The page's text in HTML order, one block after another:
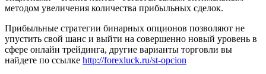
методом увеличения количества прибыльных сделок.
Прибыльные стратегии бинарных опционов позволяют не
упустить свой шанс и выйти на совершенно новый уровень в
сфере онлайн трейдинга, другие варианты торговли вы
найдете по ссылке http://forexluck.ru/st-opcion